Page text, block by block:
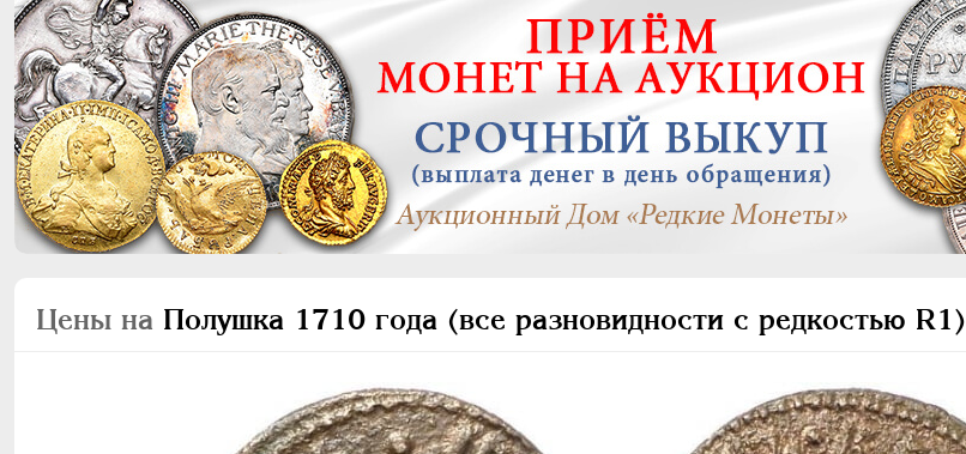
Цены на Полушка 1710 года (все разновидности с редкостью R1)